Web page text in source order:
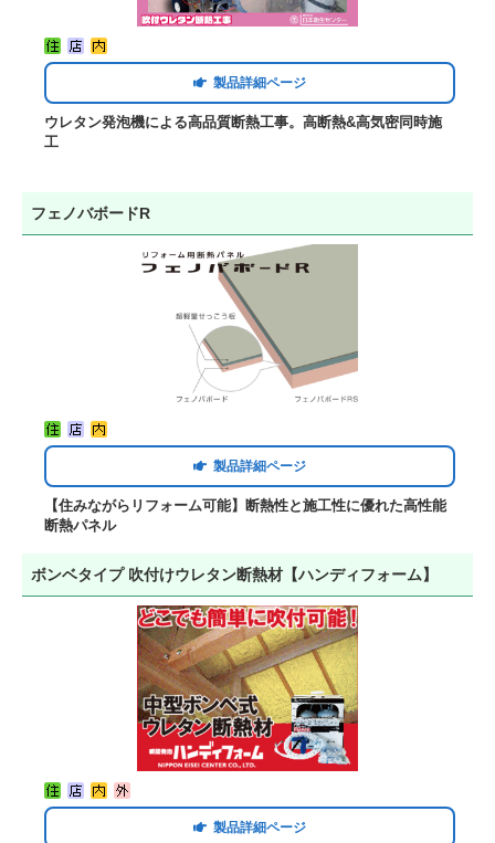
製品詳細ページ
ウレタン発泡機による高品質断熱工事。高断熱&高気密同時施
工
フェノバボードR
製品詳細ページ
【住みながらリフォーム可能】断熱性と施工性に優れた高性能
断熱パネル
ボンベタイプ 吹付けウレタン断熱材【ハンディフォーム】
製品詳細ページ